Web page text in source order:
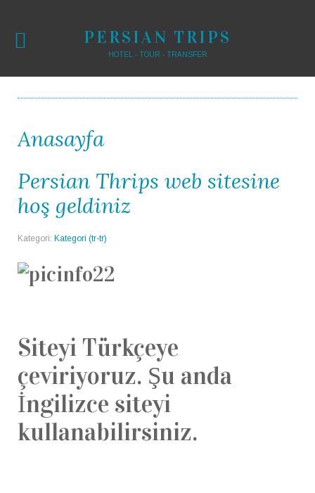
PERSIAN TRIPS
HOTEL - TOUR - TRANSFER
Anasayfa
Persian Thrips web sitesine
hoş geldiniz
Kategori: Kategori (tr-tr)
Siteyi Türkçeye
çeviriyoruz. Şu anda
İngilizce siteyi
kullanabilirsiniz.